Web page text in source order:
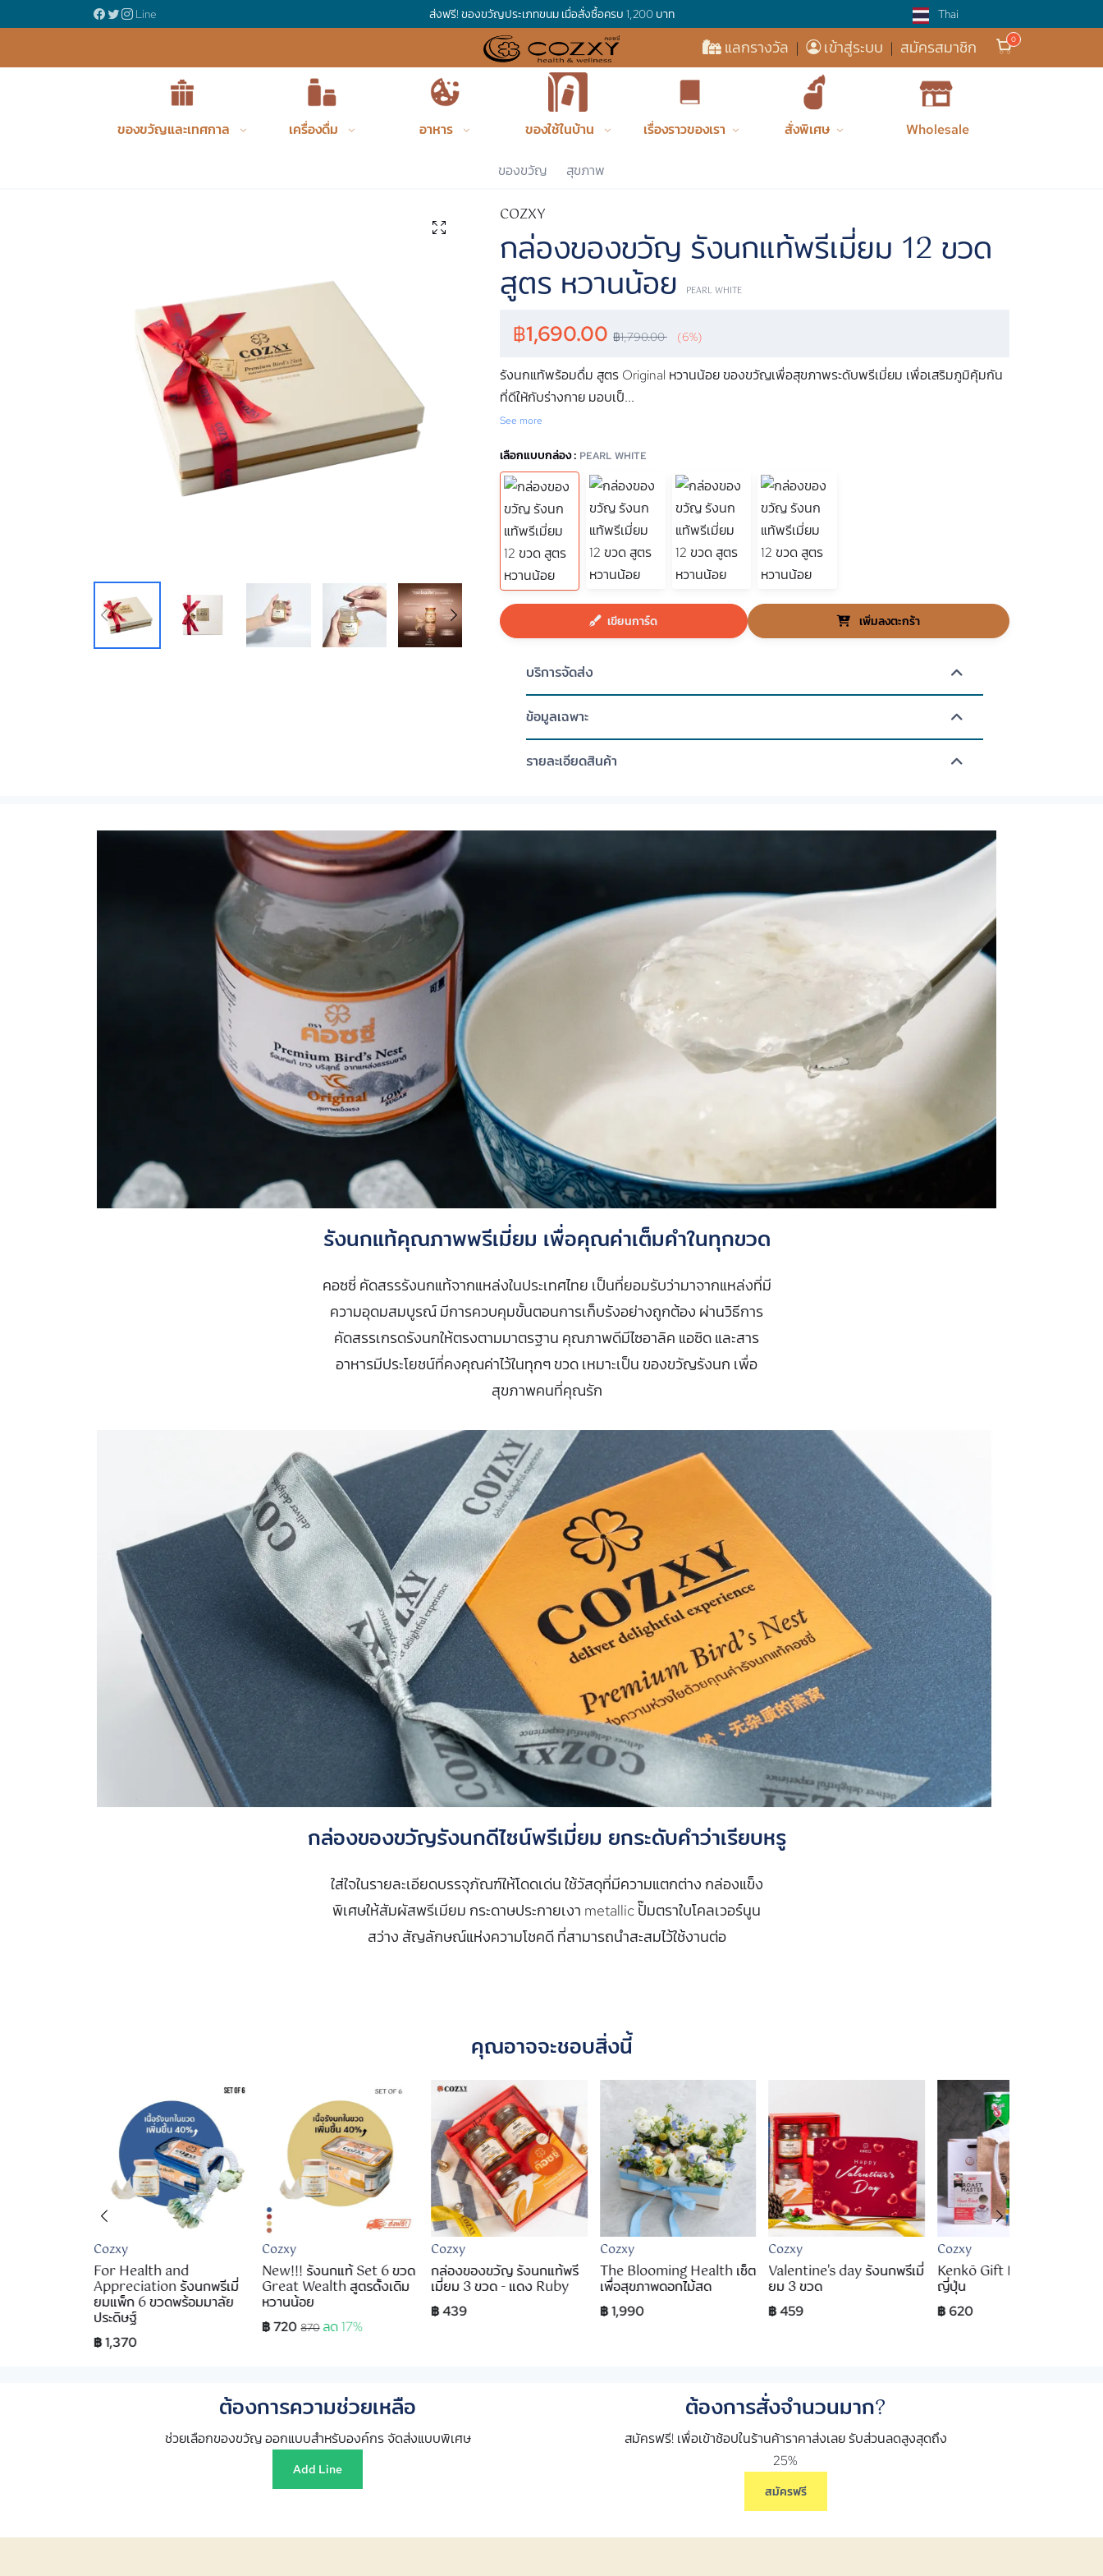
Line ส่งฟรี! ของขวัญประเภทขนม เมื่อสั่งซื้อครบ 1,200 บาท Thai
แลกรางวัล | เข้าสู่ระบบ | สมัครสมาชิก
ของขวัญและเทศกาล เครื่องดื่ม อาหาร ของใช้ในบ้าน เรื่องราวของเรา สั่งพิเศษ Wholesale
ของขวัญ สุขภาพ
COZXY
กล่องของขวัญ รังนกแท้พรีเมี่ยม 12 ขวด
สูตร หวานน้อย PEARL WHITE
฿1,690.00 ฿1,790.00 (6%)
รังนกแท้พร้อมดื่ม สูตร Original หวานน้อย ของขวัญเพื่อสุขภาพระดับพรีเมี่ยม เพื่อเสริมภูมิคุ้มกัน
ที่ดีให้กับร่างกาย มอบเป็...
See more
เลือกแบบกล่อง : PEARL WHITE
เขียนการ์ด เพิ่มลงตะกร้า
บริการจัดส่ง
ข้อมูลเฉพาะ
รายละเอียดสินค้า
รังนกแท้คุณภาพพรีเมี่ยม เพื่อคุณค่าเต็มคำในทุกขวด
คอซซี่ คัดสรรรังนกแท้จากแหล่งในประเทศไทย เป็นที่ยอมรับว่ามาจากแหล่งที่มี
ความอุดมสมบูรณ์ มีการควบคุมขั้นตอนการเก็บรังอย่างถูกต้อง ผ่านวิธีการ
คัดสรรเกรดรังนกให้ตรงตามมาตรฐาน คุณภาพดีมีไซอาลิค แอซิด และสาร
อาหารมีประโยชน์ที่คงคุณค่าไว้ในทุกๆ ขวด เหมาะเป็น ของขวัญรังนก เพื่อ
สุขภาพคนที่คุณรัก
กล่องของขวัญรังนกดีไซน์พรีเมี่ยม ยกระดับคำว่าเรียบหรู
ใส่ใจในรายละเอียดบรรจุภัณฑ์ให้โดดเด่น ใช้วัสดุที่มีความแตกต่าง กล่องแข็ง
พิเศษให้สัมผัสพรีเมียม กระดาษประกายเงา metallic ปั๊มตราใบโคลเวอร์นูน
สว่าง สัญลักษณ์แห่งความโชคดี ที่สามารถนำสะสมไว้ใช้งานต่อ
คุณอาจจะชอบสิ่งนี้
Cozxy
For Health and
Appreciation รังนกพรีเมี่
ยมแพ็ก 6 ขวดพร้อมมาลัย
ประดิษฐ์
฿ 1,370
Cozxy
New!!! รังนกแท้ Set 6 ขวด
Great Wealth สูตรดั้งเดิม
หวานน้อย
฿ 720 870 ลด 17%
Cozxy
กล่องของขวัญ รังนกแท้พรี
เมี่ยม 3 ขวด - แดง Ruby
฿ 439
Cozxy
The Blooming Health เซ็ต
เพื่อสุขภาพดอกไม้สด
฿ 1,990
Cozxy
Valentine's day รังนกพรีเมี่
ยม 3 ขวด
฿ 459
Cozxy
Kenkō Gift Bag เซ็ตสุขภาพ
ญี่ปุ่น
฿ 620
ต้องการความช่วยเหลือ
ช่วยเลือกของขวัญ ออกแบบสำหรับองค์กร จัดส่งแบบพิเศษ
Add Line
ต้องการสั่งจำนวนมาก?
สมัครฟรี! เพื่อเข้าช้อปในร้านค้าราคาส่งเลย รับส่วนลดสูงสุดถึง
25%
สมัครฟรี